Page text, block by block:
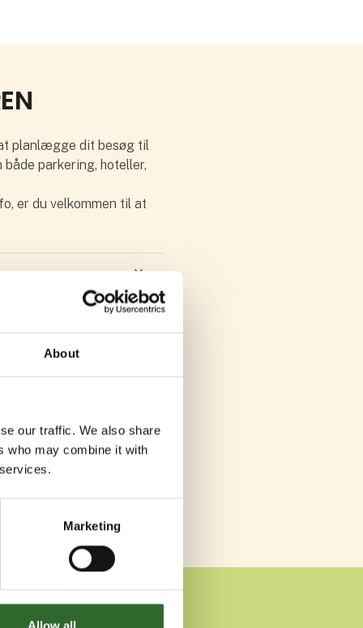
About
our traffic. We also share
who may combine it with
Marketing
planlægge dit besøg til
parkering, hoteller,
er du velkommen til at
keyboard_arrow_down
keyboard_arrow_down
keyboard_arrow_down
keyboard_arrow_down